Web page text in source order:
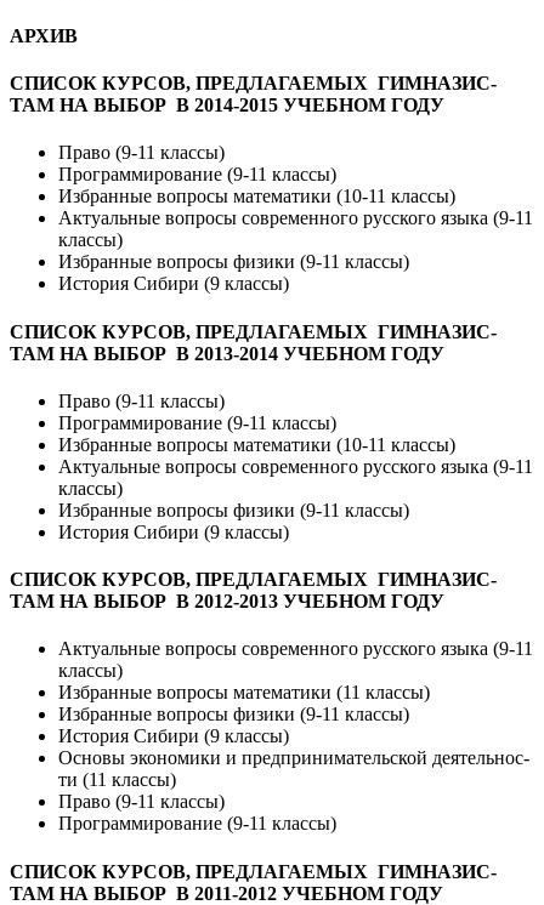
АР­ХИВ
СПИ­СОК КУР­СОВ, ПРЕД­ЛА­ГА­ЕМЫХ ГИМ­НА­ЗИС­
ТАМ НА ВЫ­БОР В 2014-2015 УЧЕБ­НОМ ГО­ДУ
Пра­во (9-11 клас­сы)
Прог­рамми­рова­ние (9-11 клас­сы)
Изб­ран­ные воп­ро­сы ма­тема­тики (10-11 клас­сы)
Ак­ту­аль­ные воп­ро­сы сов­ре­мен­но­го русс­ко­го язы­ка (9-11
клас­сы)
Изб­ран­ные воп­ро­сы фи­зики (9-11 клас­сы)
Ис­то­рия Си­бири (9 клас­сы)
СПИ­СОК КУР­СОВ, ПРЕД­ЛА­ГА­ЕМЫХ ГИМ­НА­ЗИС­
ТАМ НА ВЫ­БОР В 2013-2014 УЧЕБ­НОМ ГО­ДУ
Пра­во (9-11 клас­сы)
Прог­рамми­рова­ние (9-11 клас­сы)
Изб­ран­ные воп­ро­сы ма­тема­тики (10-11 клас­сы)
Ак­ту­аль­ные воп­ро­сы сов­ре­мен­но­го русс­ко­го язы­ка (9-11
клас­сы)
Изб­ран­ные воп­ро­сы фи­зики (9-11 клас­сы)
Ис­то­рия Си­бири (9 клас­сы)
СПИ­СОК КУР­СОВ, ПРЕД­ЛА­ГА­ЕМЫХ ГИМ­НА­ЗИС­
ТАМ НА ВЫ­БОР В 2012-2013 УЧЕБ­НОМ ГО­ДУ
Ак­ту­аль­ные воп­ро­сы сов­ре­мен­но­го русс­ко­го язы­ка (9-11
клас­сы)
Изб­ран­ные воп­ро­сы ма­тема­тики (11 клас­сы)
Изб­ран­ные воп­ро­сы фи­зики (9-11 клас­сы)
Ис­то­рия Си­бири (9 клас­сы)
Ос­но­вы эко­номи­ки и предп­ри­нима­тель­ской де­ятель­нос­
ти (11 клас­сы)
Пра­во (9-11 клас­сы)
Прог­рамми­рова­ние (9-11 клас­сы)
СПИ­СОК КУР­СОВ, ПРЕД­ЛА­ГА­ЕМЫХ ГИМ­НА­ЗИС­
ТАМ НА ВЫ­БОР В 2011-2012 УЧЕБ­НОМ ГО­ДУ